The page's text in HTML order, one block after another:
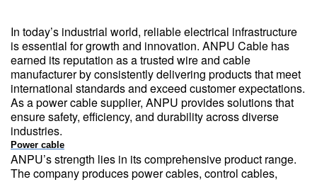
In today’s industrial world, reliable electrical infrastructure
is essential for growth and innovation. ANPU Cable has
earned its reputation as a trusted wire and cable
manufacturer by consistently delivering products that meet
international standards and exceed customer expectations.
As a power cable supplier, ANPU provides solutions that
ensure safety, efficiency, and durability across diverse
industries.
Power cable
ANPU’s strength lies in its comprehensive product range.
The company produces power cables, control cables,